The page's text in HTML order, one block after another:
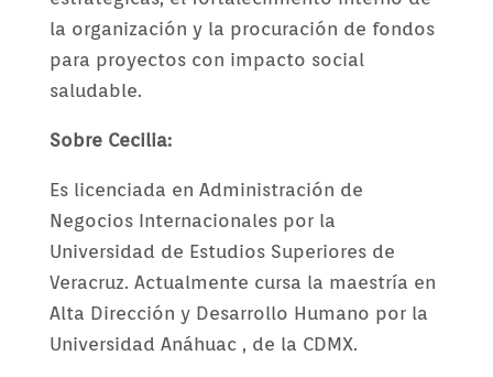
la organización y la procuración de fondos
para proyectos con impacto social
saludable.
Sobre Cecilia:
Es licenciada en Administración de
Negocios Internacionales por la
Universidad de Estudios Superiores de
Veracruz. Actualmente cursa la maestría en
Alta Dirección y Desarrollo Humano por la
Universidad Anáhuac , de la CDMX.